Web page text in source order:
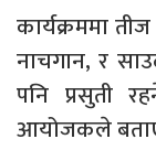
कार्यक्रममा
नाचगान, र
पनि प्रसुती
आयोजकले